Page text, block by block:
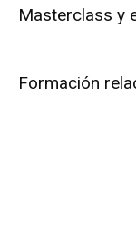
Masterclass y
Formación